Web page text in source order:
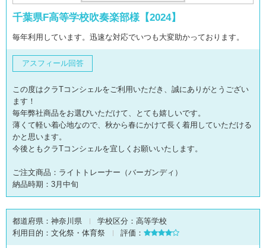
千葉県F高等学校吹奏楽部様【2024】
毎年利用しています。迅速な対応でいつも大変助かっております。
アスフィール回答
この度はクラTコンシェルをご利用いただき、誠にありがとうござい
ます！
毎年弊社商品をお選びいただけて、とても嬉しいです。
薄くて軽い着心地なので、秋から春にかけて長く着用していただける
かと思います。
今後ともクラTコンシェルを宜しくお願いいたします。
ご注文商品：ライトトレーナー（バーガンディ）
納品時期：3月中旬
都道府県： 神奈川県 学校区分： 高等学校
利用目的： 文化祭・体育祭 評価：